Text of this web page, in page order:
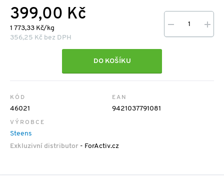
399,00 Kč
1 773,33 Kč/kg
356,25 Kč bez DPH
DO KOŠÍKU
KÓD
46021
EAN
9421037791081
VÝROBCE
Steens
Exkluzivní distributor - ForActiv.cz